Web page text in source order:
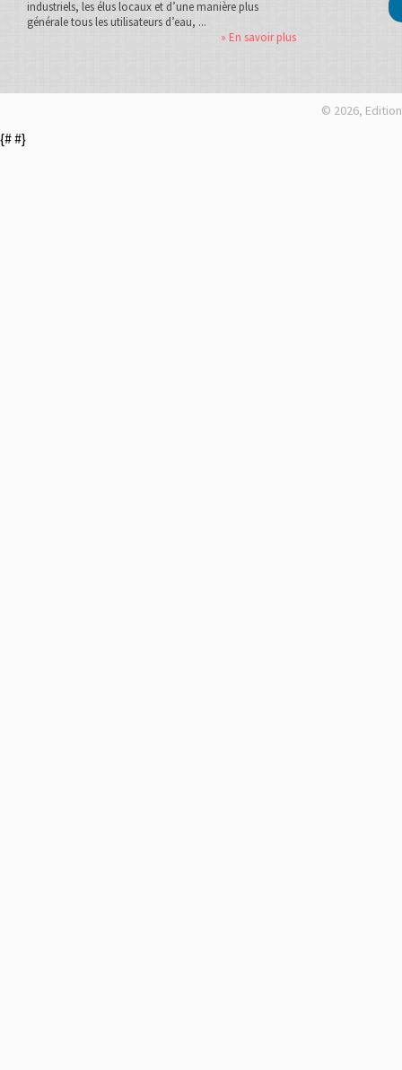
industriels, les élus locaux et d’une manière plus
générale tous les utilisateurs d’eau, ...
» En savoir plus
© 2026,
{##}